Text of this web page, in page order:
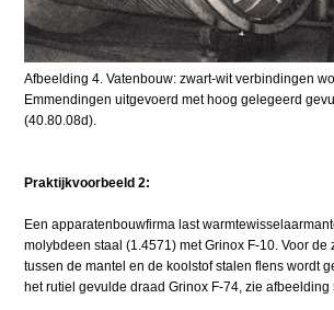
Afbeelding 4. Vatenbouw: zwart-wit verbindingen
Emmendingen uitgevoerd met hoog gelegeerd
(40.80.08d).
Praktijkvoorbeeld 2:
Een apparatenbouwfirma last
molybdeen staal (1.4571) met Grinox F-10. Voor de
tussen de mantel en de koolstof stalen flens wordt
het rutiel gevulde draad Grinox F-74, zie afbeelding